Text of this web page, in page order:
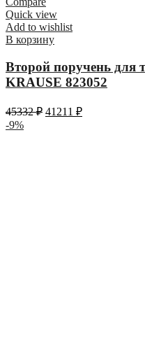
Quick view
Add to wishlist
В корзину
Второй поручень для
KRAUSE 823052
45332₽ 41211 ₽
-9%